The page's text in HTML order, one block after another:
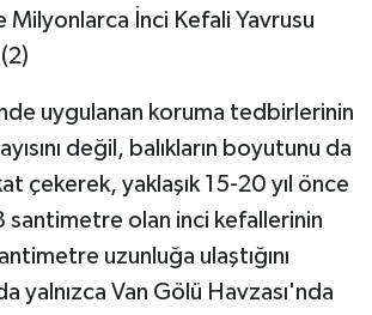
uygulanan koruma tedbirlerinin
değil, balıkların boyutunu da
çekerek, yaklaşık 15-20 yıl önce
santimetre olan inci kefallerinin
uzunluğa ulaştığını
yalnızca Van Gölü Havzası'nda